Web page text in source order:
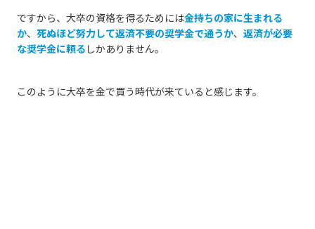
ですから、大卒の資格を得るためには金持ちの家に生まれる
か、 死ぬほど努力して返済不要の奨学金で通うか、 返済が必要
な奨学金に頼る しかありません。
このように大卒を金で買う時代が来ていると感じます。